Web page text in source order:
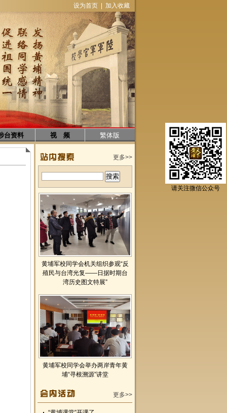
设为首页 加入收藏
台资料 视 频 繁体版
更多>>
黄埔军校同学会机关组织参观“反
殖民与台湾光复——日据时期台
湾历史图文特展”
黄埔军校同学会举办两岸青年黄
埔“寻根溯源”讲堂
更多>>
请关注微信公众号